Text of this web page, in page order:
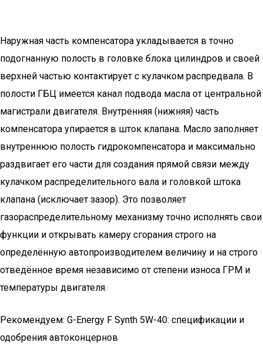
Наружная часть компенсатора укладывается в точно
подогнанную полость в головке блока цилиндров и своей
верхней частью контактирует с кулачком распредвала. В
полости ГБЦ имеется канал подвода масла от центральной
магистрали двигателя. Внутренняя (нижняя) часть
компенсатора упирается в шток клапана. Масло заполняет
внутреннюю полость гидрокомпенсатора и максимально
раздвигает его части для создания прямой связи между
кулачком распределительного вала и головкой штока
клапана (исключает зазор). Это позволяет
газораспределительному механизму точно исполнять свои
функции и открывать камеру сгорания строго на
определённую автопроизводителем величину и на строго
отведённое время независимо от степени износа ГРМ и
температуры двигателя.
Рекомендуем: G-Energy F Synth 5W-40: спецификации и
одобрения автоконцернов